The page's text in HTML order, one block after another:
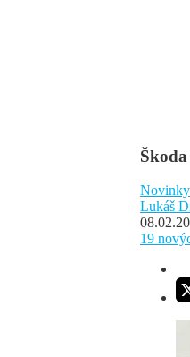
Novinky
Lukáš
19